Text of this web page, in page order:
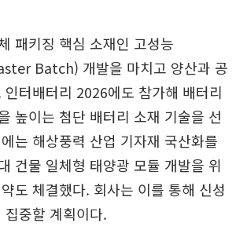
패키징 핵심 소재인 고성능
Batch) 개발을 마치고 양산과 공
인터배터리 2026에도 참가해 배터리
높이는 첨단 배터리 소재 기술을 선
는 해상풍력 산업 기자재 국산화를
건물 일체형 태양광 모듈 개발을 위
도 체결했다. 회사는 이를 통해 신성
중할 계획이다.